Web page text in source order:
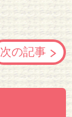
次の記事